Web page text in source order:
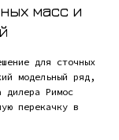
масс и
для сточных
модельный ряд,
дилера Римос
перекачку в